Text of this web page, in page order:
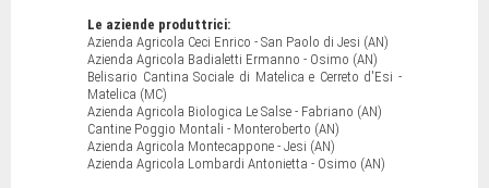
Le aziende produttrici:
Azienda Agricola Ceci Enrico - San Paolo di Jesi (AN)
Azienda Agricola Badialetti Ermanno - Osimo (AN)
Belisario Cantina Sociale di Matelica e Cerreto d'Esi -
Matelica (MC)
Azienda Agricola Biologica Le Salse - Fabriano (AN)
Cantine Poggio Montali - Monteroberto (AN)
Azienda Agricola Montecappone - Jesi (AN)
Azienda Agricola Lombardi Antonietta - Osimo (AN)